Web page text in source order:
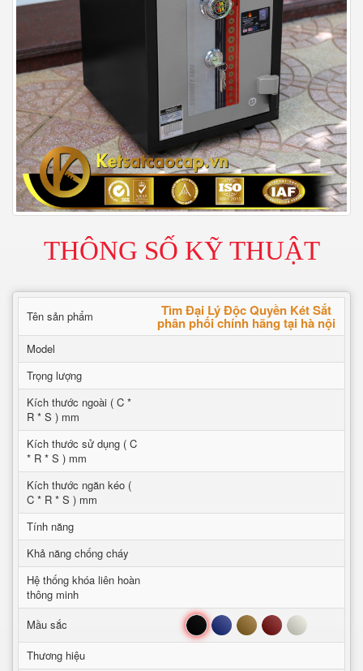
THÔNG SỐ KỸ THUẬT
Tên sản phẩm Tìm Đại Lý Độc Quyền Két Sắt
phân phối chính hãng tại hà nội
Model
Trọng lượng
Kích thước ngoài ( C *
R * S ) mm
Kích thước sử dụng ( C
* R * S ) mm
Kích thước ngăn kéo (
C * R * S ) mm
Tính năng
Khả năng chống cháy
Hệ thống khóa liên hoàn
thông minh
Mầu sắc
Đen Xanh Nâu Đỏ Trắng
Thương hiệu